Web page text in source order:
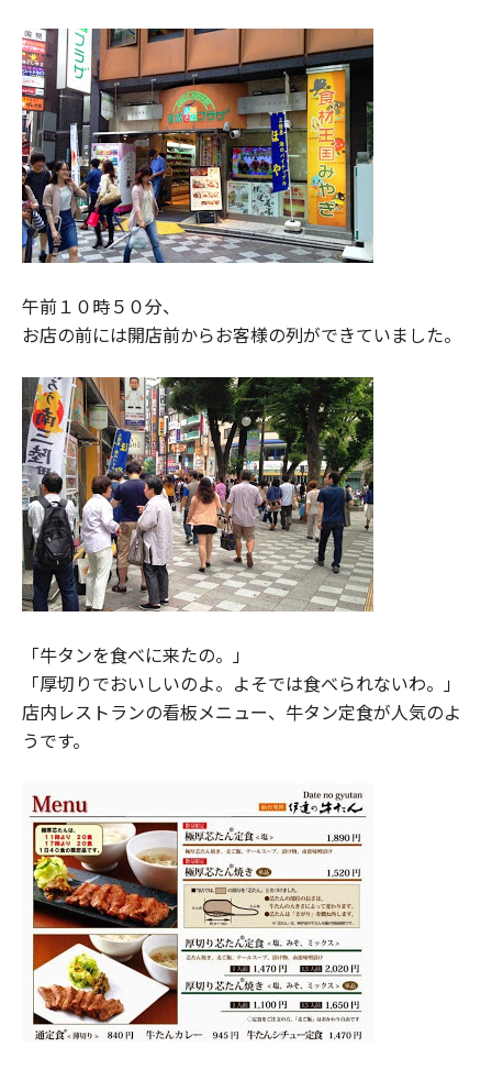
午前１０時５０分、
お店の前には開店前からお客様の列ができていました。
「牛タンを食べに来たの。」
「厚切りでおいしいのよ。よそでは食べられないわ。」
店内レストランの看板メニュー、牛タン定食が人気のよ
うです。